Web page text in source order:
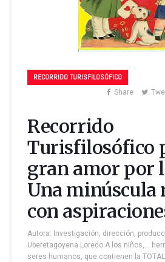
RECORRIDO TURISFILOSÓFICO
Share
Recorrido
Turisfilosófico
gran amor por
Una
con
Autora: Investigación, dirección,
Uberetagoyena Loredo A los niños,…
seres humanos, que contienen la